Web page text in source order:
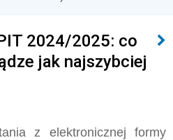
2024/2025: co
jak najszybciej
z elektronicznej formy